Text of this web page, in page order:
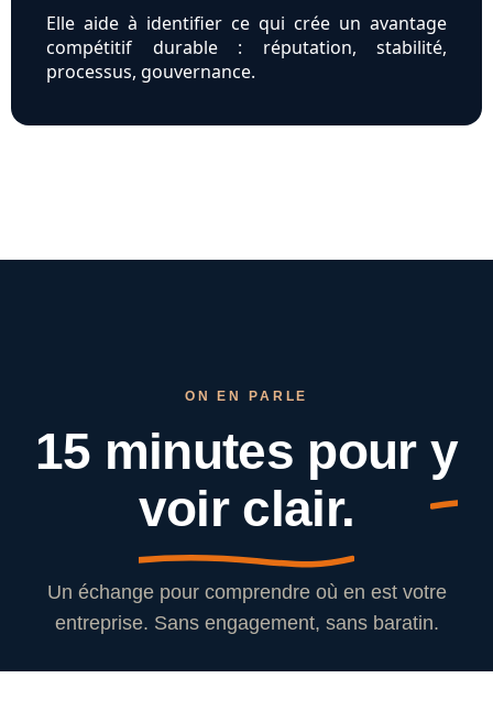
Elle aide à identifier ce qui crée un avantage
compétitif durable : réputation, stabilité,
processus, gouvernance.
ON EN PARLE
15 minutes pour y
voir clair.
Un échange pour comprendre où en est votre
entreprise. Sans engagement, sans baratin.